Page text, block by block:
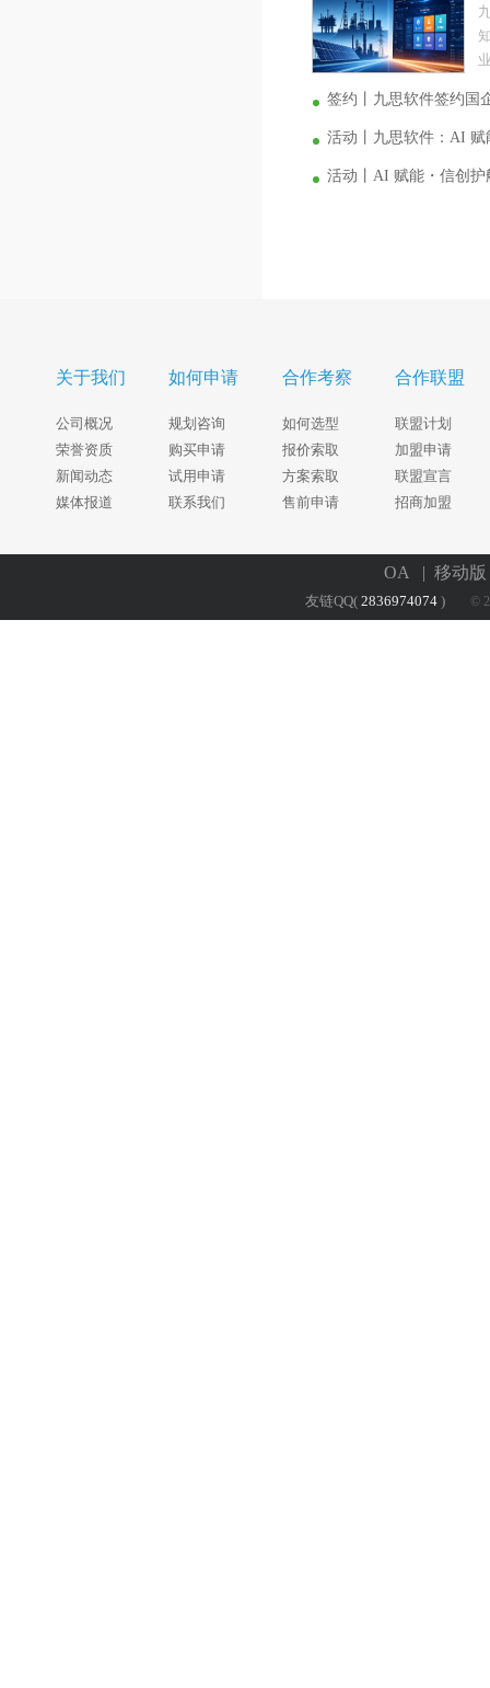
签约丨九思软件签约国
活动丨九思软件：AI
活动丨AI 赋能・信创
关于我们
公司概况
荣誉资质
新闻动态
媒体报道
如何申请
规划咨询
购买申请
试用申请
联系我们
合作考察
如何选型
报价索取
方案索取
售前申请
合作联盟
联盟计划
加盟申请
联盟宣言
招商加盟
OA | 移动
友链QQ( 2836974074 ) ©